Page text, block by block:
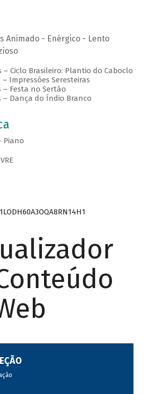
Animado - Enérgico - Lento
– Ciclo Brasileiro: Plantio do Caboclo
– Impressões Seresteiras
– Festa no Sertão
– Dança do Índio Branco
Piano